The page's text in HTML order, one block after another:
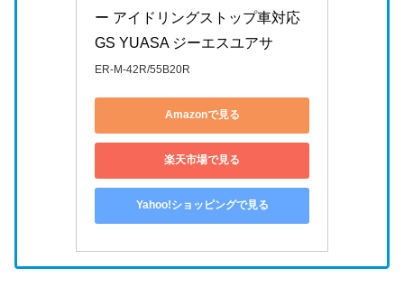
ー アイドリングストップ車対応
GS YUASA ジーエスユアサ
ER-M-42R/55B20R
Amazonで見る
楽天市場で見る
Yahoo!ショッピングで見る